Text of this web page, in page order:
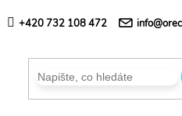
+420 732 108 472